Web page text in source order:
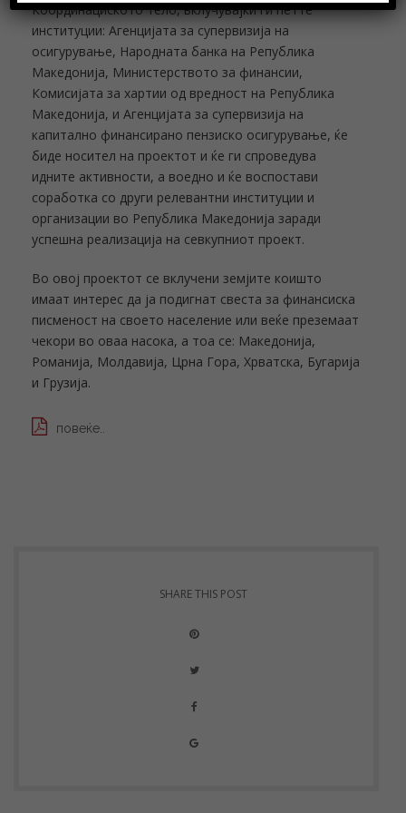
Координациското тело, вклучувајќи ги петте
институции: Агенцијата за супервизија на
осигурување, Народната банка на Република
Македонија, Министерството за финансии,
Комисијата за хартии од вредност на Република
Македонија, и Агенцијата за супервизија на
капитално финансирано пензиско осигурување, ќе
биде носител на проектот и ќе ги спроведува
идните активности, а воедно и ќе воспостави
соработка со други релевантни институции и
организации во Република Македонија заради
успешна реализација на севкупниот проект.
Во овој проектот се вклучени земјите коишто
имаат интерес да ја подигнат свеста за финансиска
писменост на своето население или веќе преземаат
чекори во оваа насока, а тоа се: Македонија,
Романија, Молдавија, Црна Гора, Хрватска, Бугарија
и Грузија.
повеќе..
SHARE THIS POST